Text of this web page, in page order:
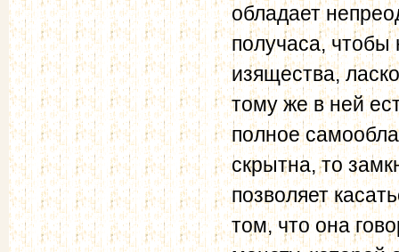
обладает
получаса, чтобы
изящества,
тому же в ней
полное
скрытна, то
позволяет
том, что она